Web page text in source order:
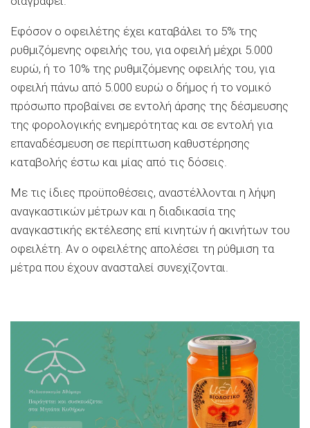
Εφόσον ο οφειλέτης έχει καταβάλει το 5% της
ρυθμιζόμενης οφειλής του, για οφειλή μέχρι 5.000
ευρώ, ή το 10% της ρυθμιζόμενης οφειλής του, για
οφειλή πάνω από 5.000 ευρώ ο δήμος ή το νομικό
πρόσωπο προβαίνει σε εντολή άρσης της δέσμευσης
της φορολογικής ενημερότητας και σε εντολή για
επαναδέσμευση σε περίπτωση καθυστέρησης
καταβολής έστω και μίας από τις δόσεις.
Με τις ίδιες προϋποθέσεις, αναστέλλονται η λήψη
αναγκαστικών μέτρων και η διαδικασία της
αναγκαστικής εκτέλεσης επί κινητών ή ακινήτων του
οφειλέτη. Αν ο οφειλέτης απολέσει τη ρύθμιση τα
μέτρα που έχουν ανασταλεί συνεχίζονται.